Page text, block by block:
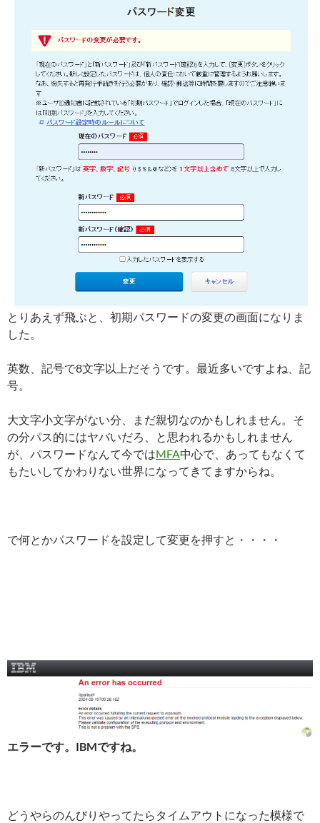
とりあえず飛ぶと、初期パスワードの変更の画面になりま
した。
英数、記号で8文字以上だそうです。最近多いですよね、記
号。
大文字小文字がない分、まだ親切なのかもしれません。そ
の分パス的にはヤバいだろ、と思われるかもしれません
が、パスワードなんて今ではMFA中心で、あってもなくて
もたいしてかわりない世界になってきてますからね。
で何とかパスワードを設定して変更を押すと・・・・
エラーです。IBMですね。
どうやらのんびりやってたらタイムアウトになった模様で